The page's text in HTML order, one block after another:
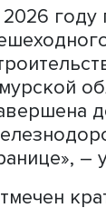
В
до 862
первого
(1300 ТС